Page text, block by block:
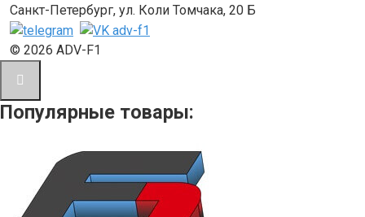
Санкт-Петербург, ул. Коли Томчака, 20 Б
© 2026 ADV-F1
Популярные товары: